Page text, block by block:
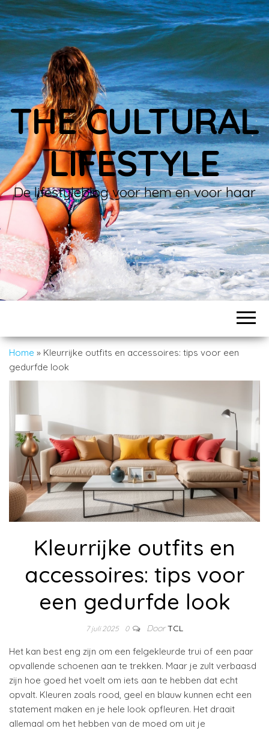
THE CULTURAL
LIFESTYLE
De lifestyleblog voor hem en voor haar
Home » Kleurrijke outfits en accessoires: tips voor een
gedurfde look
Kleurrijke outfits en
accessoires: tips voor
een gedurfde look
7 juli 2025 0 Door TCL
Het kan best eng zijn om een felgekleurde trui of een paar
opvallende schoenen aan te trekken. Maar je zult verbaasd
zijn hoe goed het voelt om iets aan te hebben dat echt
opvalt. Kleuren zoals rood, geel en blauw kunnen echt een
statement maken en je hele look opfleuren. Het draait
allemaal om het hebben van de moed om uit je